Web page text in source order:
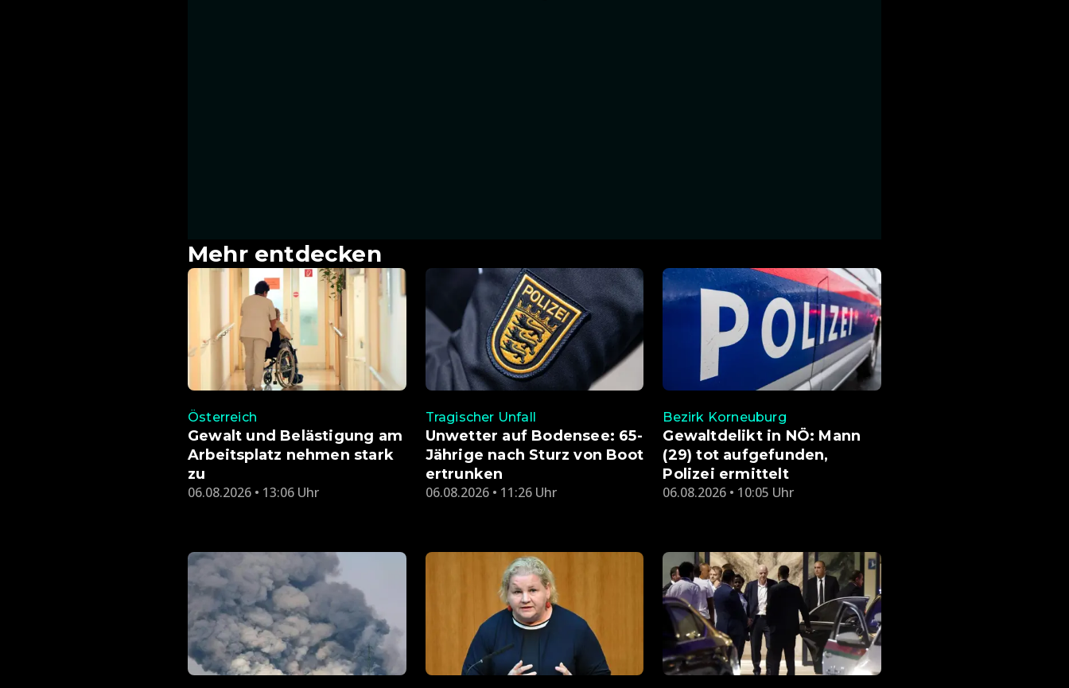
Mehr entdecken
Österreich
Gewalt und Belästigung am
Arbeitsplatz nehmen stark
zu
06.08.2026 • 13:06 Uhr
Tragischer Unfall
Unwetter auf Bodensee: 65-
Jährige nach Sturz von Boot
ertrunken
06.08.2026 • 11:26 Uhr
Bezirk Korneuburg
Gewaltdelikt in NÖ: Mann
(29) tot aufgefunden,
Polizei ermittelt
06.08.2026 • 10:05 Uhr